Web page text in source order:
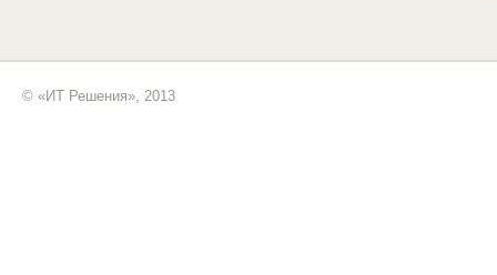
© «ИТ Решения», 2013